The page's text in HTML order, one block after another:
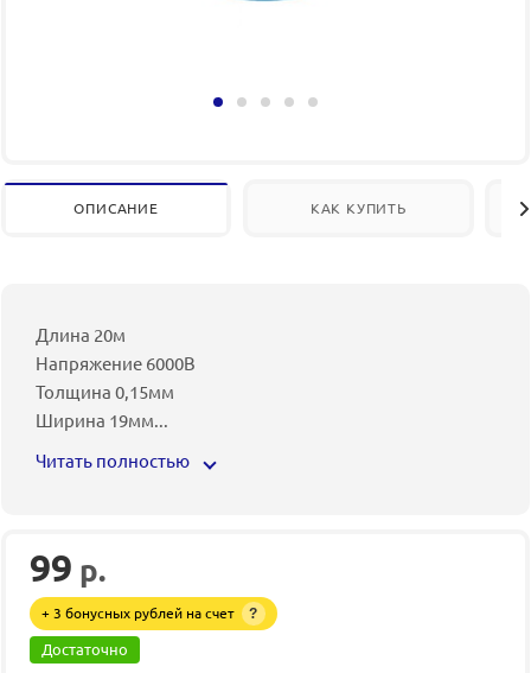
ОПИСАНИЕ КАК КУПИТЬ
Длина 20м
Напряжение 6000В
Толщина 0,15мм
Ширина 19мм...
Читать полностью
99 р.
+ 3 бонусных рублей на счет ?
Достаточно